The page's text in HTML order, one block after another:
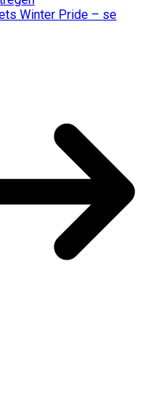
Winter Pride – se